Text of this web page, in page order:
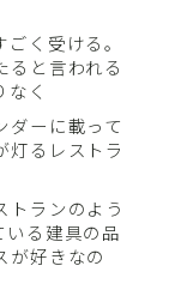
く受ける。
ると言われる
く
ダーに載って
灯るレストラ
トランのよう
いる建具の品
が好きなの